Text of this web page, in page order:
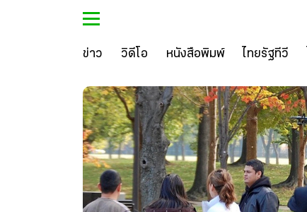
ข่าว วิดีโอ หนังสือพิมพ์ ไทยรัฐทีวี